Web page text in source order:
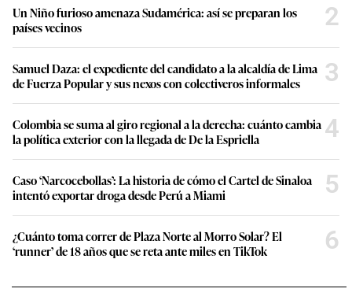
Un Niño furioso amenaza Sudamérica: así se preparan los
países vecinos
2
Samuel Daza: el expediente del candidato a la alcaldía de Lima
de Fuerza Popular y sus nexos con colectiveros informales
3
Colombia se suma al giro regional a la derecha: cuánto cambia
la política exterior con la llegada de De la Espriella
4
Caso ‘Narcocebollas’: La historia de cómo el Cartel de Sinaloa
intentó exportar droga desde Perú a Miami
5
¿Cuánto toma correr de Plaza Norte al Morro Solar? El
‘runner’ de 18 años que se reta ante miles en TikTok
6